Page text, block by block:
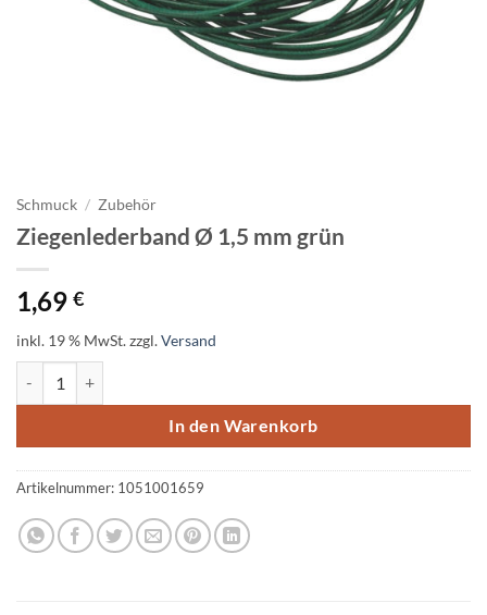
Schmuck / Zubehör
Ziegenlederband Ø 1,5 mm grün
1,69 €
inkl. 19 % MwSt.zzgl.Versand
In den Warenkorb
Artikelnummer: 1051001659